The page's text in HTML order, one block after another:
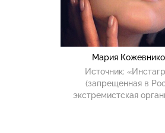
Мария
Источник:
(запрещенная в
экстремистская